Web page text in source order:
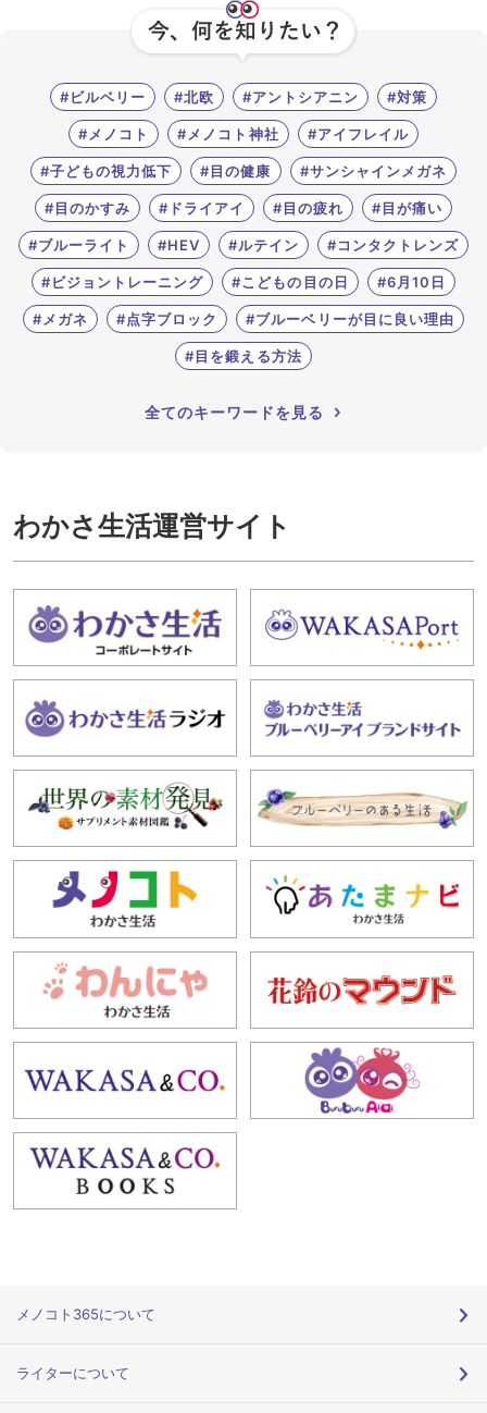
#ビルベリー #北欧 #アントシアニン #対策
#メノコト #メノコト神社 #アイフレイル
#子どもの視力低下 #目の健康 #サンシャインメガネ
#目のかすみ #ドライアイ #目の疲れ #目が痛い
#ブルーライト #HEV #ルテイン #コンタクトレンズ
#ビジョントレーニング #こどもの目の日 #6月10日
#メガネ #点字ブロック #ブルーベリーが目に良い理由
#目を鍛える方法
全てのキーワードを見る
わかさ生活運営サイト
メノコト365について
ライターについて